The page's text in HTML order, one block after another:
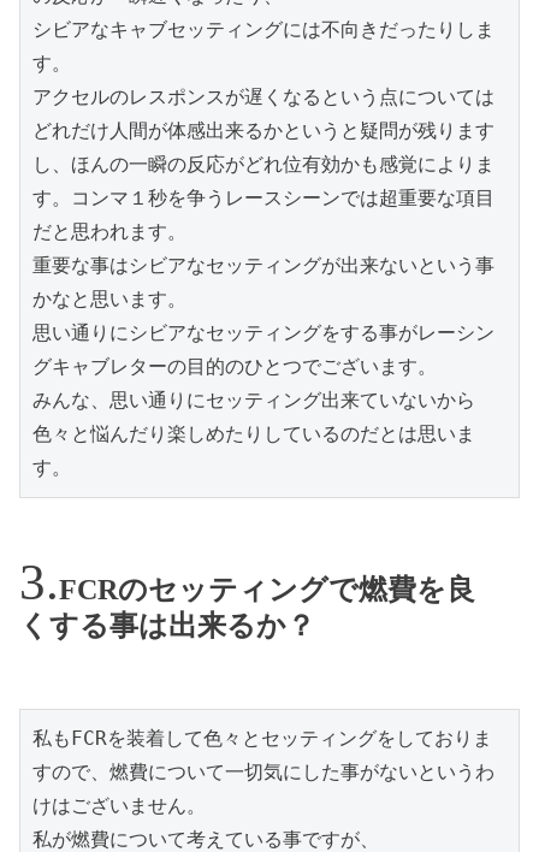
シビアなキャブセッティングには不向きだったりしま
す。
アクセルのレスポンスが遅くなるという点については
どれだけ人間が体感出来るかというと疑問が残ります
し、ほんの一瞬の反応がどれ位有効かも感覚によりま
す。コンマ１秒を争うレースシーンでは超重要な項目
だと思われます。
重要な事はシビアなセッティングが出来ないという事
かなと思います。
思い通りにシビアなセッティングをする事がレーシン
グキャブレターの目的のひとつでございます。
みんな、思い通りにセッティング出来ていないから
色々と悩んだり楽しめたりしているのだとは思いま
す。
FCRのセッティングで燃費を良
くする事は出来るか？
私もFCRを装着して色々とセッティングをしておりま
すので、燃費について一切気にした事がないというわ
けはございません。
私が燃費について考えている事ですが、